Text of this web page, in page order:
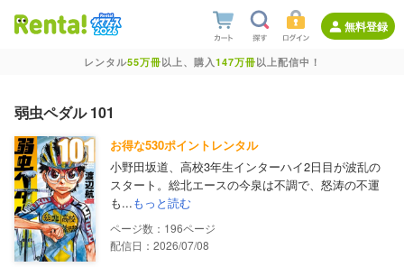
無料登録
レンタル55万冊以上、購入147万冊以上配信中！
弱虫ペダル 101
お得な530ポイントレンタル
小野田坂道、高校3年生インターハイ2日目が波乱の
スタート。総北エースの今泉は不調で、怒涛の不運
も...もっと読む
196
配信日：2026/07/08